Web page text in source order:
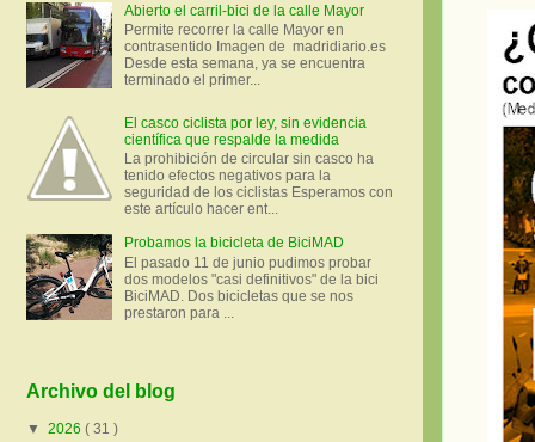
Abierto el carril-bici de la calle Mayor
Permite recorrer la calle Mayor en
contrasentido Imagen de madridiario.es
Desde esta semana, ya se encuentra
terminado el primer...
El casco ciclista por ley, sin evidencia
científica que respalde la medida
La prohibición de circular sin casco ha
tenido efectos negativos para la
seguridad de los ciclistas Esperamos con
este artículo hacer ent...
Probamos la bicicleta de BiciMAD
El pasado 11 de junio pudimos probar
dos modelos "casi definitivos" de la bici
BiciMAD. Dos bicicletas que se nos
prestaron para ...
Archivo del blog
▼ 2026 ( 31 )